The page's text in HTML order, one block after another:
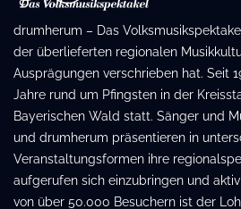
drumherum – Das
der überlieferten regionalen
Ausprägungen verschrieben hat. Seit
Jahre rund um Pfingsten in der
Bayerischen Wald statt. Sänger und
und drumherum präsentieren in
Veranstaltungsformen ihre
aufgerufen sich einzubringen und
von über 50.000 Besuchern ist der